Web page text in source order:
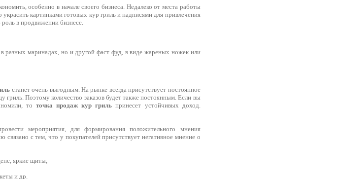
особенно в начале своего бизнеса. Недалеко от места работы
картинками готовых кур гриль и надписями для привлечения
в продвижении бизнесе.
разных маринадах, но и другой фаст фуд, в виде жареных ножек или
станет очень выгодным. На рынке всегда присутствует постоянное
гриль. Поэтому количество заказов будет также постоянным. Если вы
тоточка продаж кур гриль принесет устойчивых доход.
мероприятия, для формирования положительного мнения
с тем, что у покупателей присутствует негативное мнение о
яркие щиты;
и др.